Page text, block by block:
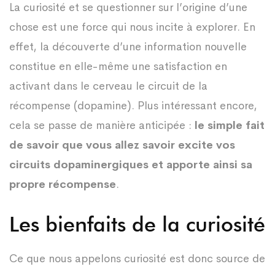
La curiosité et se questionner sur l’origine d’une
chose est une force qui nous incite à explorer. En
effet, la découverte d’une information nouvelle
constitue en elle-même une satisfaction en
activant dans le cerveau le circuit de la
récompense (dopamine). Plus intéressant encore,
cela se passe de manière anticipée : le simple fait
de savoir que vous allez savoir excite vos
circuits dopaminergiques et apporte ainsi sa
propre récompense.
Les bienfaits de la curiosité
Ce que nous appelons curiosité est donc source de